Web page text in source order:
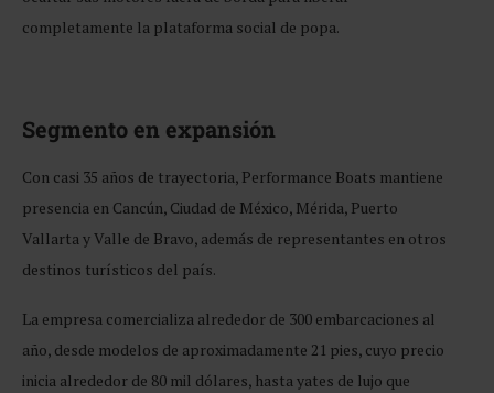
completamente la plataforma social de popa.
Segmento en expansión
Con casi 35 años de trayectoria, Performance Boats mantiene
presencia en Cancún, Ciudad de México, Mérida, Puerto
Vallarta y Valle de Bravo, además de representantes en otros
destinos turísticos del país.
La empresa comercializa alrededor de 300 embarcaciones al
año, desde modelos de aproximadamente 21 pies, cuyo precio
inicia alrededor de 80 mil dólares, hasta yates de lujo que